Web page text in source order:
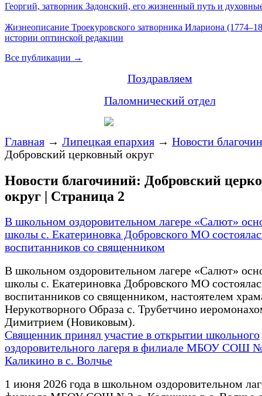
Георгий, затворник Задонский, его жизненный путь и
Жизнеописание Троекуровского затворника Илариона
истории оптинской редакции
Все публикации →
Поздравляем
Паломнический отдел
Главная → Липецкая епархия → Новости
Добровский церковный округ
Новости благочиний: Добровский
округ | Страница 2
В школьном оздоровительном лагере «Салют»
школы с. Екатериновка Добровского МО
воспитанников со священником
В школьном оздоровительном лагере «Салют»
школы с. Екатериновка Добровского МО
воспитанников со священником, настоятелем
Нерукотворного Образа с. Трубетчино
Димитрием (Новиковым).
Священник принял участие в открытии школьного
оздоровительного лагеря в филиале МБОУ СОШ
Каликино в с. Волчье
1 июня 2026 года в школьном оздоровительном